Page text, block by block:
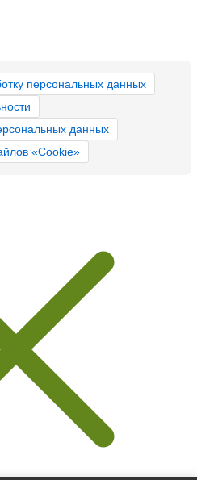
персональных данных
данных
«Cookie»